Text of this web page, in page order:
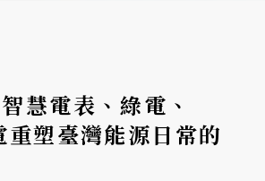
慧電表、綠電、
塑臺灣能源日常的